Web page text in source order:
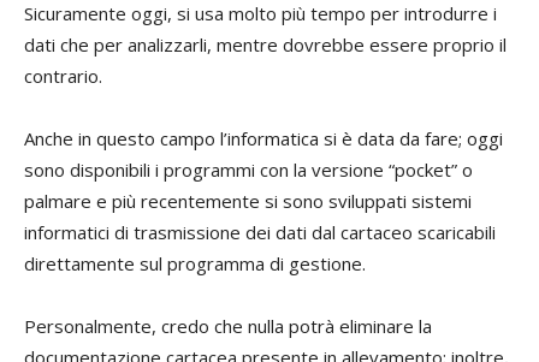
Sicuramente oggi, si usa molto più tempo per introdurre i
dati che per analizzarli, mentre dovrebbe essere proprio il
contrario.
Anche in questo campo l’informatica si è data da fare; oggi
sono disponibili i programmi con la versione “pocket” o
palmare e più recentemente si sono sviluppati sistemi
informatici di trasmissione dei dati dal cartaceo scaricabili
direttamente sul programma di gestione.
Personalmente, credo che nulla potrà eliminare la